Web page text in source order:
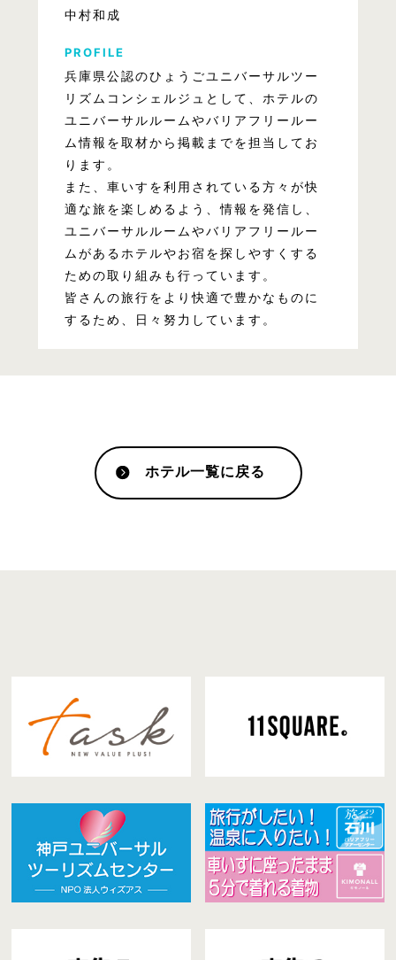
中村和成
PROFILE
兵庫県公認のひょうごユニバーサルツー
リズムコンシェルジュとして、ホテルの
ユニバーサルルームやバリアフリールー
ム情報を取材から掲載までを担当してお
ります。
また、車いすを利用されている方々が快
適な旅を楽しめるよう、情報を発信し、
ユニバーサルルームやバリアフリールー
ムがあるホテルやお宿を探しやすくする
ための取り組みも行っています。
皆さんの旅行をより快適で豊かなものに
するため、日々努力しています。
ホテル一覧に戻る